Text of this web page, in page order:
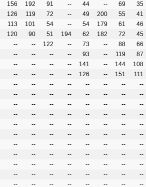
156 192 91 -- 44 -- 69 35
126 119 72 -- 49 200 55 41
113 101 54 -- 54 179 61 46
120 90 51 194 62 182 72 45
-- -- 122 -- 73 -- 88 66
-- -- -- -- 93 -- 119 87
-- -- -- -- 141 -- 144 108
-- -- -- -- 126 -- 151 111
-- -- -- -- -- -- -- --
-- -- -- -- -- -- -- --
-- -- -- -- -- -- -- --
-- -- -- -- -- -- -- --
-- -- -- -- -- -- -- --
-- -- -- -- -- -- -- --
-- -- -- -- -- -- -- --
-- -- -- -- -- -- -- --
-- -- -- -- -- -- -- --
-- -- -- -- -- -- -- --
-- -- -- -- -- -- -- --